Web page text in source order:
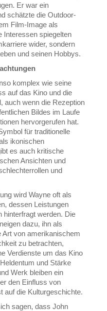
Er war ein
schätzte die Outdoor-
Film-Image als
Interessen spiegelten
wider, sondern
und seinen Hobbys.
komplex wie seine
auf das Kino und die
auch wenn die Rezeption
Bildes im Laufe
hervorgerufen hat.
für traditionelle
ikonischen
es auch kritische
Ansichten und
und
wird Wayne oft als
dessen Leistungen
hinterfragt werden. Die
dazu, ihn als
von amerikanischem
zu betrachten,
Verdienste um das Kino
und Stärke
Werk bleiben ein
den Einfluss von
auf die Kulturgeschichte.
sagen, dass John